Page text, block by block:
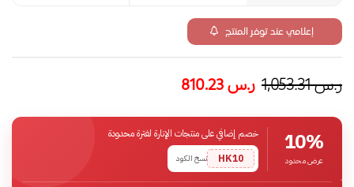
إعلامي عند توفر المنتج
ر.س1,053.31 ر.س
10%
عرض محدود
خصم إضافي على منتجات الإنارة لفترة محدودة
HK10
نسخ الكود